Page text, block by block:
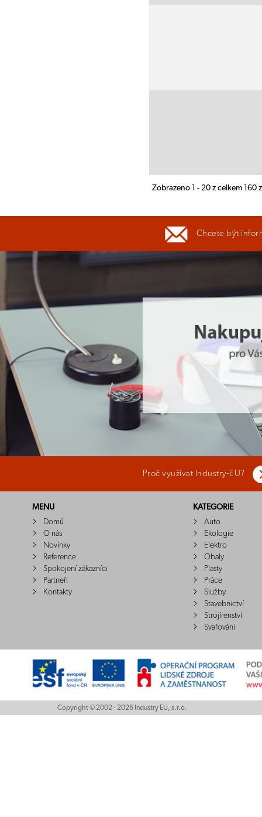
Zobrazeno 1 - 20 z celkem 160
Chcete být
Proč využívat Industry-EU?
MENU
Domů
O nás
Novinky
Reference
Spokojení zákazníci
Partneři
Kontakty
KATEGORIE
Auto
Ekologie
Elektro
Obaly
Plasty
Práce
Služby
Stavebnictví
Strojírenství
Svařování
Copyright © 2002 - 2026 Industry EU, s.r.o.